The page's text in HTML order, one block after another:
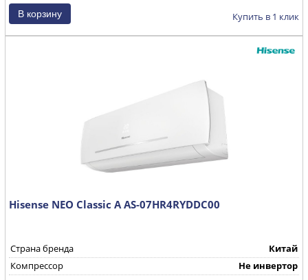
Купить в 1 клик
Hisense NEO Classic A AS-07HR4RYDDC00
Страна бренда
Китай
Компрессор
Не инвертор